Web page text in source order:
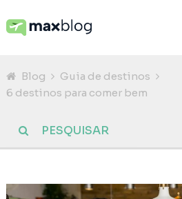
Blog
Guia de destinos
6 destinos para comer bem